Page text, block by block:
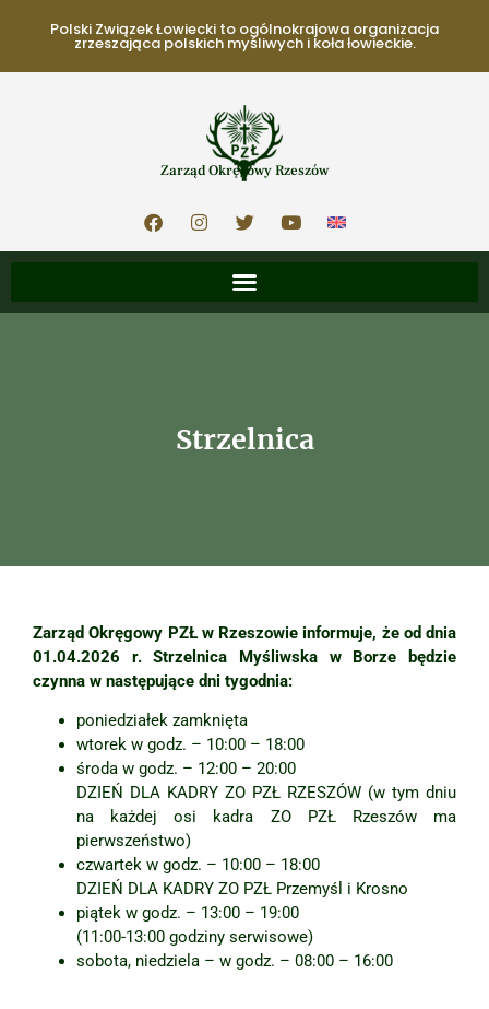
Polski Związek Łowiecki to ogólnokrajowa organizacja
zrzeszająca polskich myśliwych i koła łowieckie.
Zarząd Okręgowy Rzeszów
Strzelnica
Zarząd Okręgowy PZŁ w Rzeszowie informuje, że od dnia
01.04.2026 r. Strzelnica Myśliwska w Borze będzie
czynna w następujące dni tygodnia:
poniedziałek zamknięta
wtorek w godz. – 10:00 – 18:00
środa w godz. – 12:00 – 20:00
DZIEŃ DLA KADRY ZO PZŁ RZESZÓW (w tym dniu
na każdej osi kadra ZO PZŁ Rzeszów ma
pierwszeństwo)
czwartek w godz. – 10:00 – 18:00
DZIEŃ DLA KADRY ZO PZŁ Przemyśl i Krosno
piątek w godz. – 13:00 – 19:00
(11:00-13:00 godziny serwisowe)
sobota, niedziela – w godz. – 08:00 – 16:00